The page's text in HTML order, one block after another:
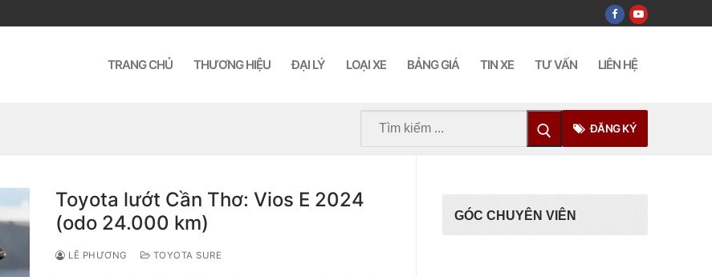
TRANG CHỦ THƯƠNG HIỆU ĐẠI LÝ LOẠI XE BẢNG GIÁ TIN XE TƯ VẤN LIÊN HỆ
Tìm
ĐĂNG KÝ
Toyota lướt Cần Thơ: Vios E 2024
(odo 24.000 km)
LÊ PHƯƠNG TOYOTA SURE
GÓC CHUYÊN VIÊN